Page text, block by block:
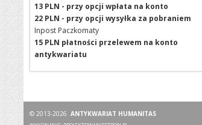
13 PLN - przy opcji wpłata na konto
22 PLN - przy opcji wysyłka za pobraniem
Inpost Paczkomaty
15 PLN płatności przelewem na konto
antykwariatu
© 2013-2026 ANTYKWARIAT HUMANITAS